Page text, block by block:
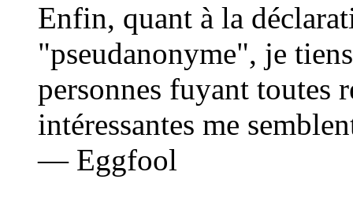
Enfin, quant à la
"pseudanonyme", je
personnes fuyant toutes
intéressantes me
— Eggfool